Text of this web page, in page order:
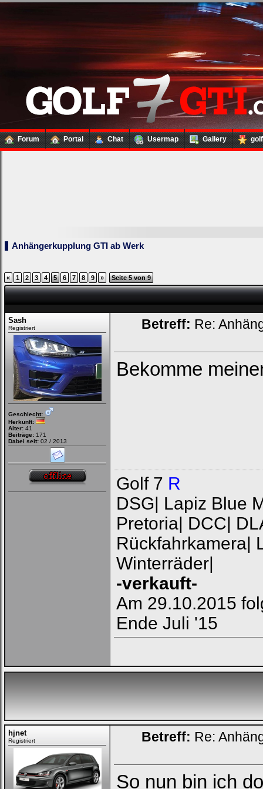
Forum Portal Chat Usermap Gallery
Loginbox
Anhängerkupplung GTI ab Werk
« 1 2 3 4 5 6 7 8 9 » Seite 5 von 9
Sash
Registriert
Geschlecht:
Herkunft:
Alter: 41
Beiträge: 171
Dabei seit: 02 / 2013
Betreff: Re:
Bekomme
Golf 7 R
DSG| Lapiz Blue
Pretoria| DCC|
Rückfahrkamera|
Winterräder|
-verkauft-
Am 29.10.2015
Ende Juli '15
hjnet
Registriert Betreff: Re:
So nun bin ich